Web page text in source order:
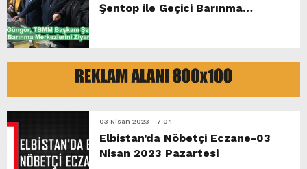
Şentop ile Geçici Barınma
03 Nisan 2023 - 7:04
Elbistan’da Nöbetçi Eczane-03
Nisan 2023 Pazartesi